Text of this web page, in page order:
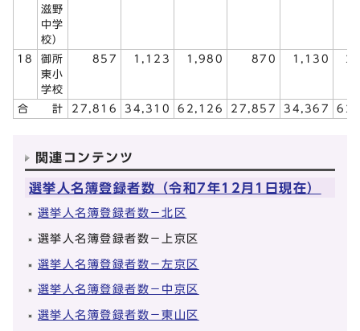
滋野
中学
校）
18
御所
東小
学校
857 1,123 1,980 870 1,130
合 計 27,816 34,310 62,126 27,857 34,367
関連コンテンツ
選挙人名簿登録者数（令和7年12月1日現在）
選挙人名簿登録者数－北区
選挙人名簿登録者数－上京区
選挙人名簿登録者数－左京区
選挙人名簿登録者数－中京区
選挙人名簿登録者数－東山区